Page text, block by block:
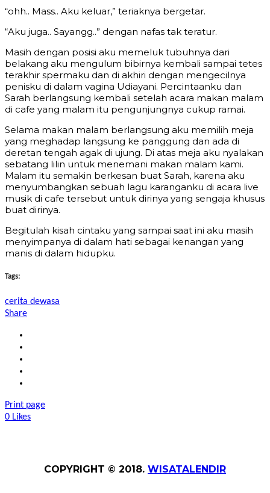
“ohh.. Mass.. Aku keluar,” teriaknya bergetar.
“Aku juga.. Sayangg..” dengan nafas tak teratur.
Masih dengan posisi aku memeluk tubuhnya dari
belakang aku mengulum bibirnya kembali sampai tetes
terakhir spermaku dan di akhiri dengan mengecilnya
penisku di dalam vagina Udiayani. Percintaanku dan
Sarah berlangsung kembali setelah acara makan malam
di cafe yang malam itu pengunjungnya cukup ramai.
Selama makan malam berlangsung aku memilih meja
yang meghadap langsung ke panggung dan ada di
deretan tengah agak di ujung. Di atas meja aku nyalakan
sebatang lilin untuk menemani makan malam kami.
Malam itu semakin berkesan buat Sarah, karena aku
menyumbangkan sebuah lagu karanganku di acara live
musik di cafe tersebut untuk dirinya yang sengaja khusus
buat dirinya.
Begitulah kisah cintaku yang sampai saat ini aku masih
menyimpanya di dalam hati sebagai kenangan yang
manis di dalam hidupku.
Tags:
cerita dewasa
Share
Print page
0 Likes
COPYRIGHT © 2018. WISATALENDIR